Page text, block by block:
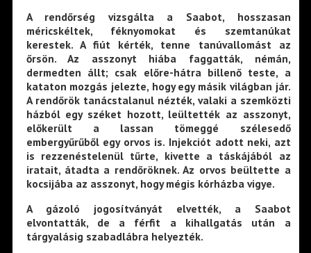
A rendőrség vizsgálta a Saabot, hosszasan
méricskéltek, féknyomokat és szemtanúkat
kerestek. A fiút kérték, tenne tanúvallomást az
őrsön. Az asszonyt hiába faggatták, némán,
dermedten állt; csak előre-hátra billenő teste, a
kataton mozgás jelezte, hogy egy másik világban jár.
A rendőrök tanácstalanul nézték, valaki a szemközti
házból egy széket hozott, leültették az asszonyt,
előkerült a lassan tömeggé szélesedő
embergyűrűből egy orvos is. Injekciót adott neki, azt
is rezzenéstelenül tűrte, kivette a táskájából az
iratait, átadta a rendőröknek. Az orvos beültette a
kocsijába az asszonyt, hogy mégis kórházba vigye.
A gázoló jogosítványát elvették, a Saabot
elvontatták, de a férfit a kihallgatás után a
tárgyalásig szabadlábra helyezték.